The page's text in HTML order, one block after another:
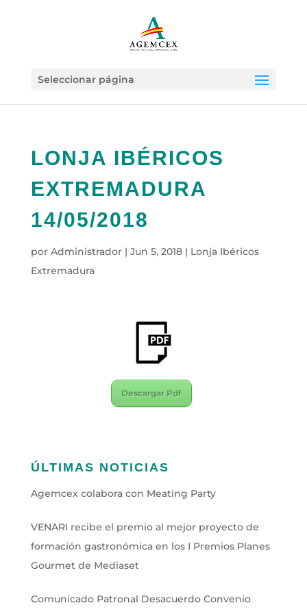
Seleccionar página
LONJA IBÉRICOS
EXTREMADURA
14/05/2018
por Administrador| Jun 5, 2018| Lonja Ibéricos
Extremadura
Descargar Pdf
ÚLTIMAS NOTICIAS
Agemcex colabora con Meating Party
VENARI recibe el premio al mejor proyecto de
formación gastronómica en los I Premios Planes
Gourmet de Mediaset
Comunicado Patronal Desacuerdo Convenio